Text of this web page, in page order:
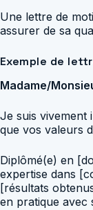
Une lettre de
assurer de sa
Exemple de
Madame/
Je suis vivement
que vos valeurs
Diplômé(e) en
expertise dans
[résultats
en pratique avec